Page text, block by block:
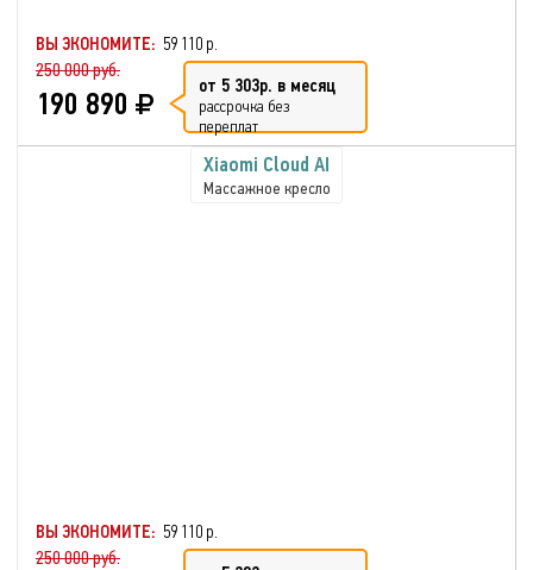
ВЫ ЭКОНОМИТЕ: 59 110 р.
250 000 руб.
190 890 от 5 303р. в месяц
рассрочка без
переплат
Xiaomi Cloud AI
Массажное кресло
ВЫ ЭКОНОМИТЕ: 59 110 р.
250 000 руб.